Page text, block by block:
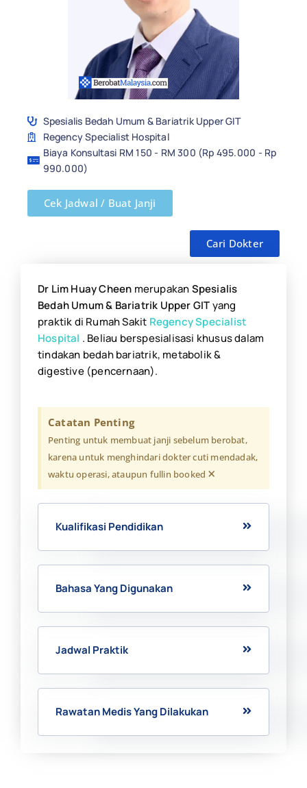
Spesialis Bedah Umum & Bariatrik Upper GIT
Regency Specialist Hospital
Biaya Konsultasi RM 150 - RM 300 (Rp 495.000 - Rp
990.000)
Cek Jadwal / Buat Janji
Cari Dokter
Dr Lim Huay Cheen merupakanSpesialis
Bedah Umum & Bariatrik Upper GITyang
praktik di Rumah Sakit Regency Specialist
Hospital . Beliau berspesialisasi khusus dalam
tindakan bedah bariatrik, metabolik &
digestive (pencernaan).
Catatan Penting
Penting untuk membuat janji sebelum berobat,
karena untuk menghindari dokter cuti mendadak,
waktu operasi, ataupun fullin booked ×
Kualifikasi Pendidikan
Bahasa Yang Digunakan
Jadwal Praktik
Rawatan Medis Yang Dilakukan